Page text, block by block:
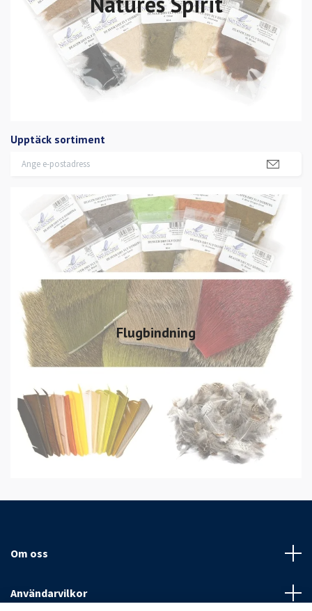
Upptäck sortiment
Flugbindning
Om oss
Användarvilkor